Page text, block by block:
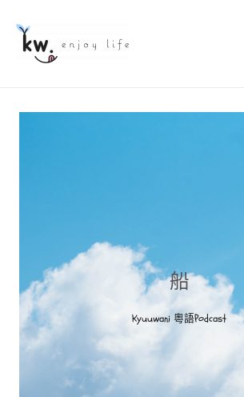
船
Kyuuwani 粵語Podcast